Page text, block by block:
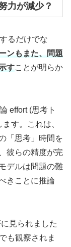
力が減少？
るだけでな
ンもまた、問題
すことが明らか
effort (思考ト
す。これは、
「思考」時間を
彼らの精度が完
デルは問題の難
きことに推論
見られました
も観察されま